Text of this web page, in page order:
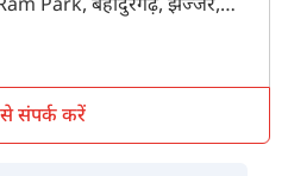
Park, बहादुरगढ़, झज्जर,
संपर्क करें